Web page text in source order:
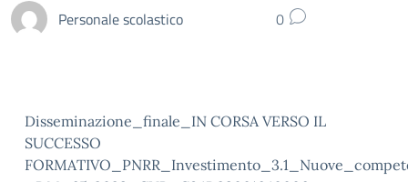
Personale scolastico 0
Disseminazione_finale_IN CORSA VERSO IL
SUCCESSO